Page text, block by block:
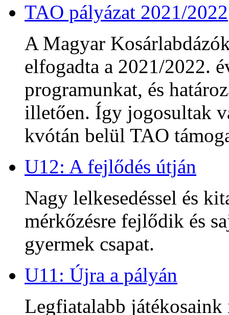
TAO pályázat 2021/2022
A Magyar
elfogadta a 2021/2022.
programunkat, és
illetően. Így jogosultak
kvótán belül TAO
U12: A fejlődés útján
Nagy lelkesedéssel és
mérkőzésre fejlődik és
gyermek csapat.
U11: Újra a pályán
Legfiatalabb